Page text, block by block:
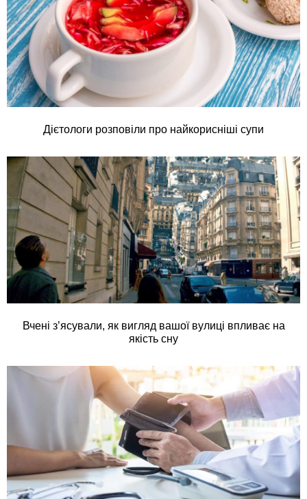
Дієтологи розповіли про найкорисніші супи
Вчені з’ясували, як вигляд вашої вулиці впливає на
якість сну